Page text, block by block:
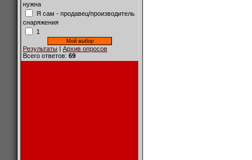
нужна
Я сам - продавец/производитель
снаряжения
1
Результаты | Архив опросов
Всего ответов: 69